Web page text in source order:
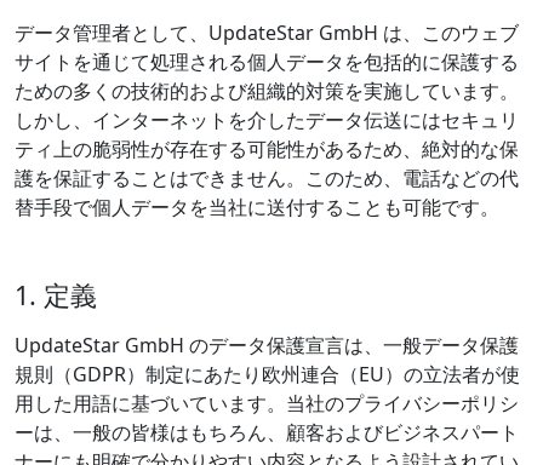
データ管理者として、UpdateStar GmbH は、このウェブ
サイトを通じて処理される個人データを包括的に保護する
ための多くの技術的および組織的対策を実施しています。
しかし、インターネットを介したデータ伝送にはセキュリ
ティ上の脆弱性が存在する可能性があるため、絶対的な保
護を保証することはできません。このため、電話などの代
替手段で個人データを当社に送付することも可能です。
1. 定義
UpdateStar GmbH のデータ保護宣言は、一般データ保護
規則（GDPR）制定にあたり欧州連合（EU）の立法者が使
用した用語に基づいています。当社のプライバシーポリシ
ーは、一般の皆様はもちろん、顧客およびビジネスパート